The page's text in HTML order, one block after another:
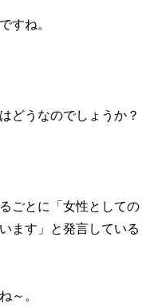
すね。
どうなのでしょうか？
ごとに「女性としての
ます」と発言している
～。